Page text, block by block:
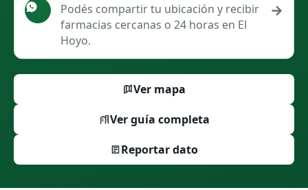
Podés compartir tu ubicación y recibir
farmacias cercanas o 24 horas en El
Hoyo.
→
Ver mapa
Ver guía completa
Reportar dato